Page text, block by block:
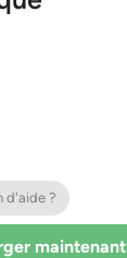
d'aide ?
maintenant